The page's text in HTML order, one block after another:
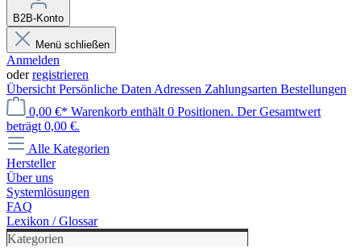
B2B-Konto
Menü schließen
Anmelden
oderregistrieren
Übersicht Persönliche Daten Adressen Zahlungsarten Bestellungen
0,00 €* Warenkorb enthält 0 Positionen. Der Gesamtwert
beträgt 0,00 €.
Alle Kategorien
Hersteller
Über uns
Systemlösungen
FAQ
Lexikon / Glossar
Kategorien